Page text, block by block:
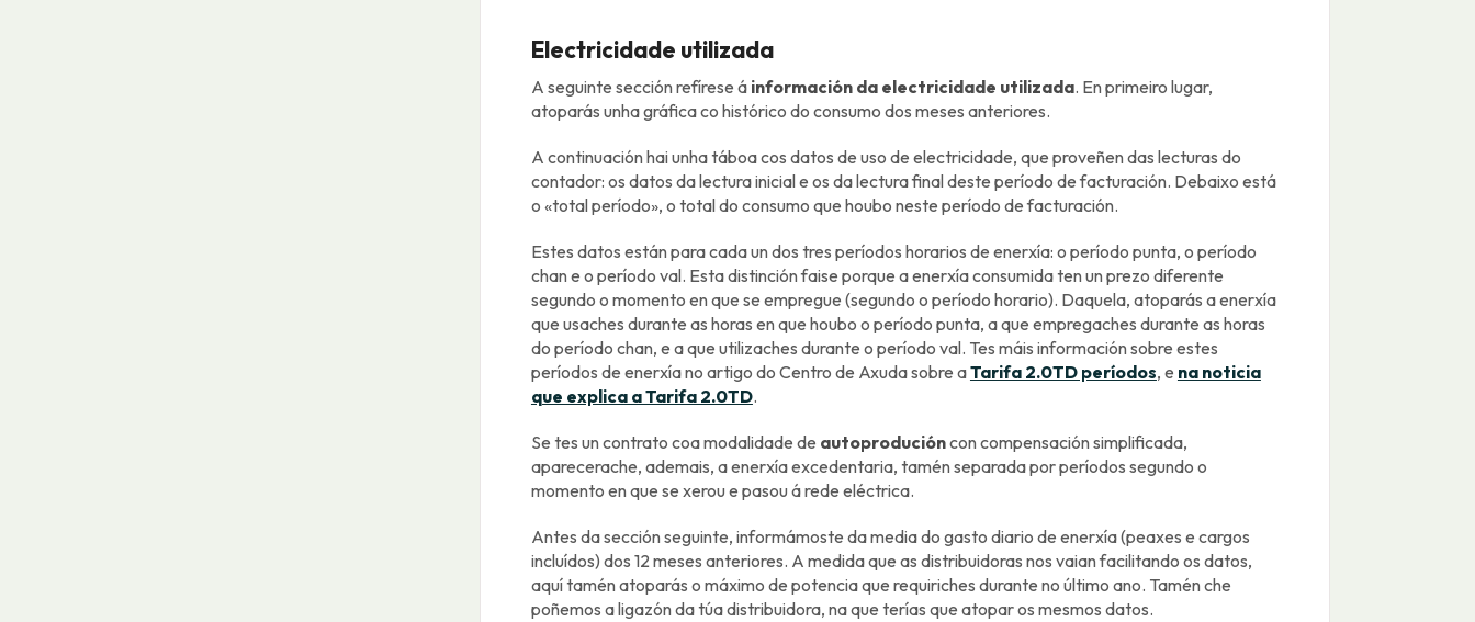
Electricidade utilizada
A seguinte sección refírese á información da electricidade utilizada. En primeiro lugar,
atoparás unha gráfica co histórico do consumo dos meses anteriores.
A continuación hai unha táboa cos datos de uso de electricidade, que proveñen das lecturas do
contador: os datos da lectura inicial e os da lectura final deste período de facturación. Debaixo está
o «total período», o total do consumo que houbo neste período de facturación.
Estes datos están para cada un dos tres períodos horarios de enerxía: o período punta, o período
chan e o período val. Esta distinción faise porque a enerxía consumida ten un prezo diferente
segundo o momento en que se empregue (segundo o período horario). Daquela, atoparás a enerxía
que usaches durante as horas en que houbo o período punta, a que empregaches durante as horas
do período chan, e a que utilizaches durante o período val. Tes máis información sobre estes
períodos de enerxía no artigo do Centro de Axuda sobre aTarifa 2.0TD períodos, e na noticia
que explica a Tarifa 2.0TD.
Se tes un contrato coa modalidade de autoproducióncon compensación simplificada,
aparecerache, ademais, a enerxía excedentaria, tamén separada por períodos segundo o
momento en que se xerou e pasou á rede eléctrica.
Antes da sección seguinte, informámoste da media do gasto diario de enerxía (peaxes e cargos
incluídos) dos 12 meses anteriores. A medida que as distribuidoras nos vaian facilitando os datos,
aquí tamén atoparás o máximo de potencia que requiriches durante no último ano. Tamén che
poñemos a ligazón da túa distribuidora, na que terías que atopar os mesmos datos.